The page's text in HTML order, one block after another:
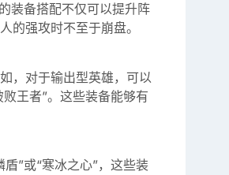
装备搭配不仅可以提升阵
的强攻时不至于崩盘。
，对于输出型英雄，可以
王者”。这些装备能够有
”或“寒冰之心”，这些装